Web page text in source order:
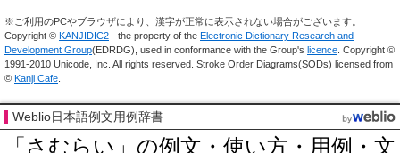
※ご利用のPCやブラウザにより、漢字が正常に表示されない場合がございます。
Copyright © KANJIDIC2 - the property of the Electronic Dictionary Research and
Development Group(EDRDG), used in conformance with the Group's licence . Copyright ©
1991-2010 Unicode, Inc. All rights reserved. Stroke Order Diagrams(SODs) licensed from
© Kanji Cafe
Weblio日本語例文用例辞書
「さむらい」の例文・使い方・用例・文